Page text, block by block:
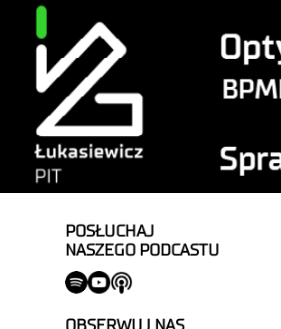
POSŁUCHAJ
NASZEGO PODCASTU
OBSERWUJ NAS